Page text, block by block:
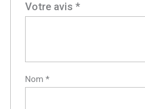
Votre avis*
Nom*